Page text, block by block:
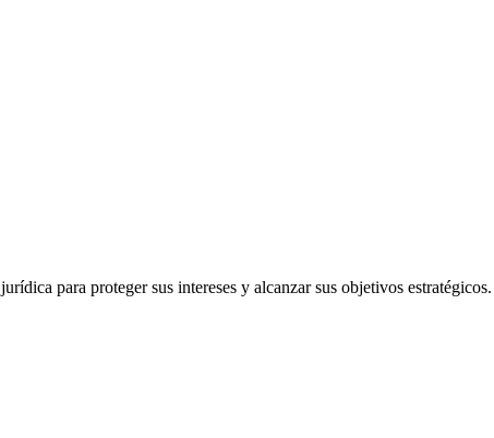
para proteger sus intereses y alcanzar sus objetivos estratégicos.